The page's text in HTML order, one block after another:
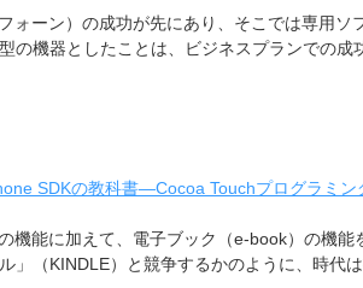
ォーン）の成功が先にあり、そこでは専用
の機器としたことは、ビジネスプランでの成
機能に加えて、電子ブック（e-book）の機能
」（KINDLE）と競争するかのように、時代